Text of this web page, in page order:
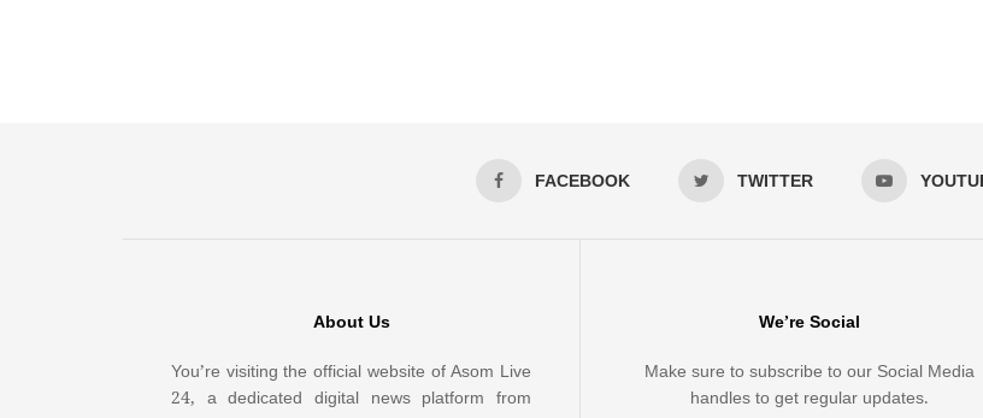
FACEBOOK TWITTER
About Us
You’re visiting the official website of Asom Live
24, a dedicated digital news platform from
We’re Social
Make sure to subscribe to our Social Media
handles to get regular updates.